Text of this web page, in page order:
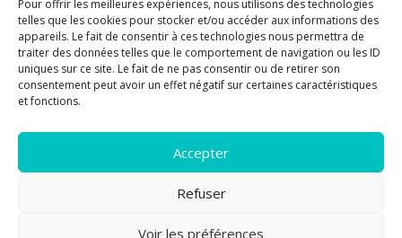
Pour offrir les meilleures expériences, nous utilisons des technologies
telles que les cookies pour stocker et/ou accéder aux informations des
appareils. Le fait de consentir à ces technologies nous permettra de
traiter des données telles que le comportement de navigation ou les ID
uniques sur ce site. Le fait de ne pas consentir ou de retirer son
consentement peut avoir un effet négatif sur certaines caractéristiques
et fonctions.
Accepter
Refuser
Voir les préférences
Blogroll